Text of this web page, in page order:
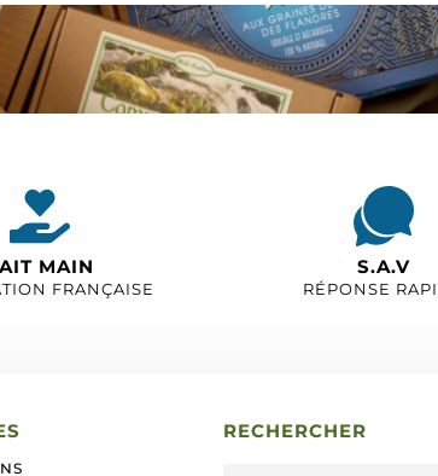
MAIN
FRANÇAISE
S.A.V
RÉPONSE
RECHERCHER